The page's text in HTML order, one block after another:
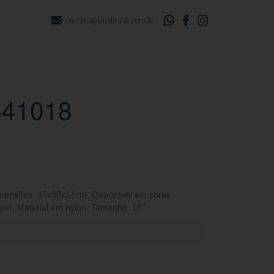
contato@yinsbrasil.com.br
45x30x14cm
Disponível em cores
Material em nylon Tamanho: 18"